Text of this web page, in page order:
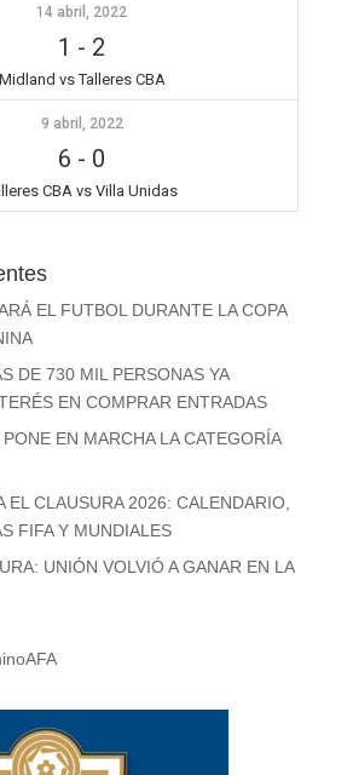
14 abril, 2022
1 - 2
Midland vs Talleres CBA
9 abril, 2022
6 - 0
CBA vs Villa Unidas
EL FUTBOL DURANTE LA COPA
DE 730 MIL PERSONAS YA
EN COMPRAR ENTRADAS
EN MARCHA LA CATEGORÍA
EL CLAUSURA 2026: CALENDARIO,
FIFA Y MUNDIALES
UNIÓN VOLVIÓ A GANAR EN LA